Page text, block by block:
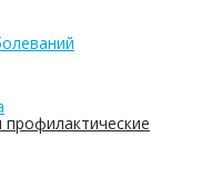
профилактические